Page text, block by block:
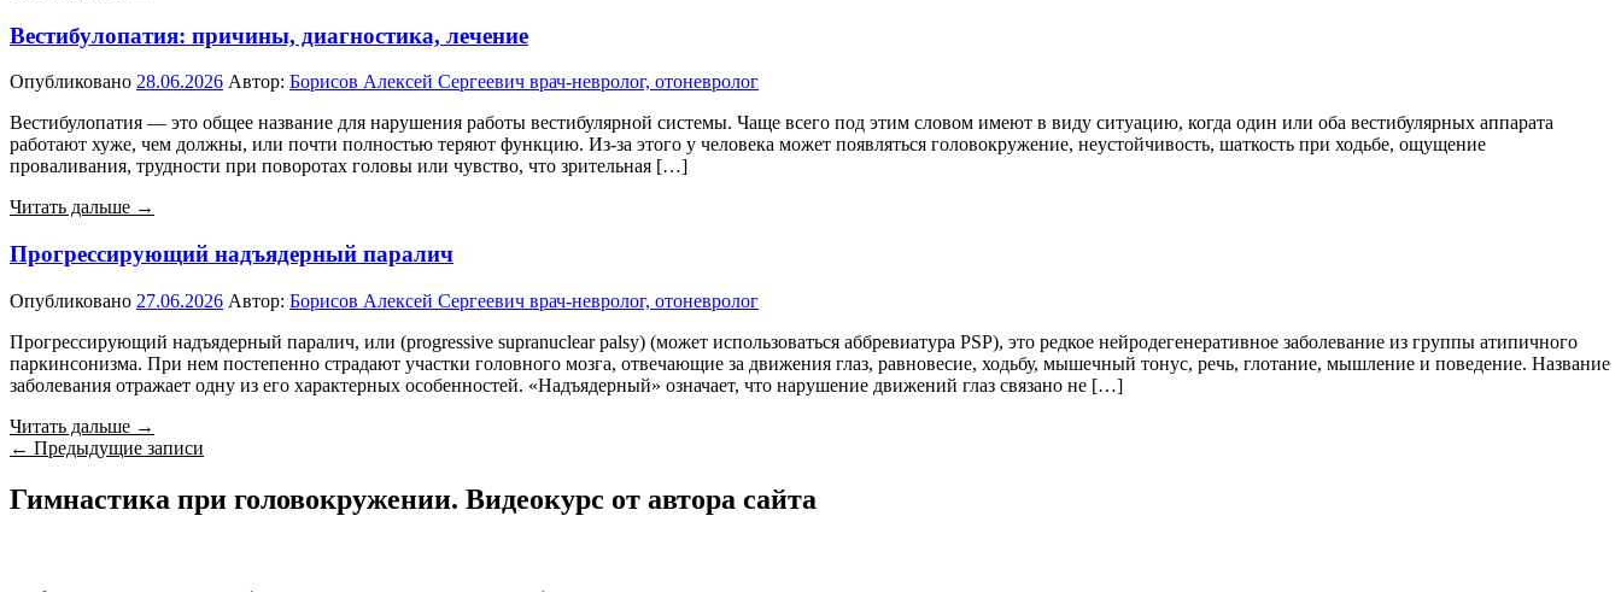
Вестибулопатия: причины, диагностика, лечение
Опубликовано 28.06.2026 Автор: Борисов Алексей Сергеевич врач-невролог, отоневролог
Вестибулопатия — это общее название для нарушения работы вестибулярной системы. Чаще всего под этим словом имеют в виду ситуацию, когда один или оба вестибулярных аппарата
работают хуже, чем должны, или почти полностью теряют функцию. Из-за этого у человека может появляться головокружение, неустойчивость, шаткость при ходьбе, ощущение
проваливания, трудности при поворотах головы или чувство, что зрительная […]
Читать дальше →
Прогрессирующий надъядерный паралич
Опубликовано 27.06.2026 Автор: Борисов Алексей Сергеевич врач-невролог, отоневролог
Прогрессирующий надъядерный паралич, или (progressive supranuclear palsy) (может использоваться аббревиатура PSP), это редкое нейродегенеративное заболевание из группы атипичного
паркинсонизма. При нем постепенно страдают участки головного мозга, отвечающие за движения глаз, равновесие, ходьбу, мышечный тонус, речь, глотание, мышление и поведение. Название
заболевания отражает одну из его характерных особенностей. «Надъядерный» означает, что нарушение движений глаз связано не […]
Читать дальше →
Навигация
записям
← Предыдущие записи
Гимнастика при головокружении. Видеокурс от автора сайта